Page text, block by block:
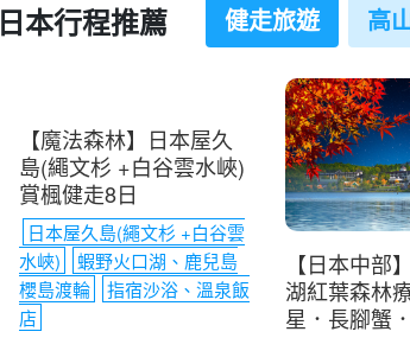
日本行程推薦 健走旅遊 高
【魔法森林】日本屋久
島(繩文杉 +白谷雲水峽)
賞楓健走8日
【日本中部
湖紅葉森林
星．長腳蟹